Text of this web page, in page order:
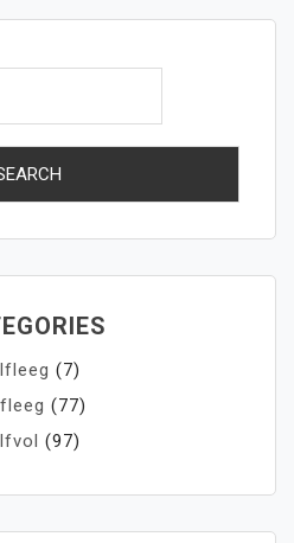
(7)
(77)
(97)